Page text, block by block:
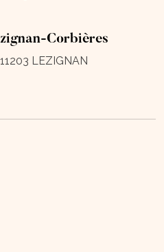
Corbières
LEZIGNAN